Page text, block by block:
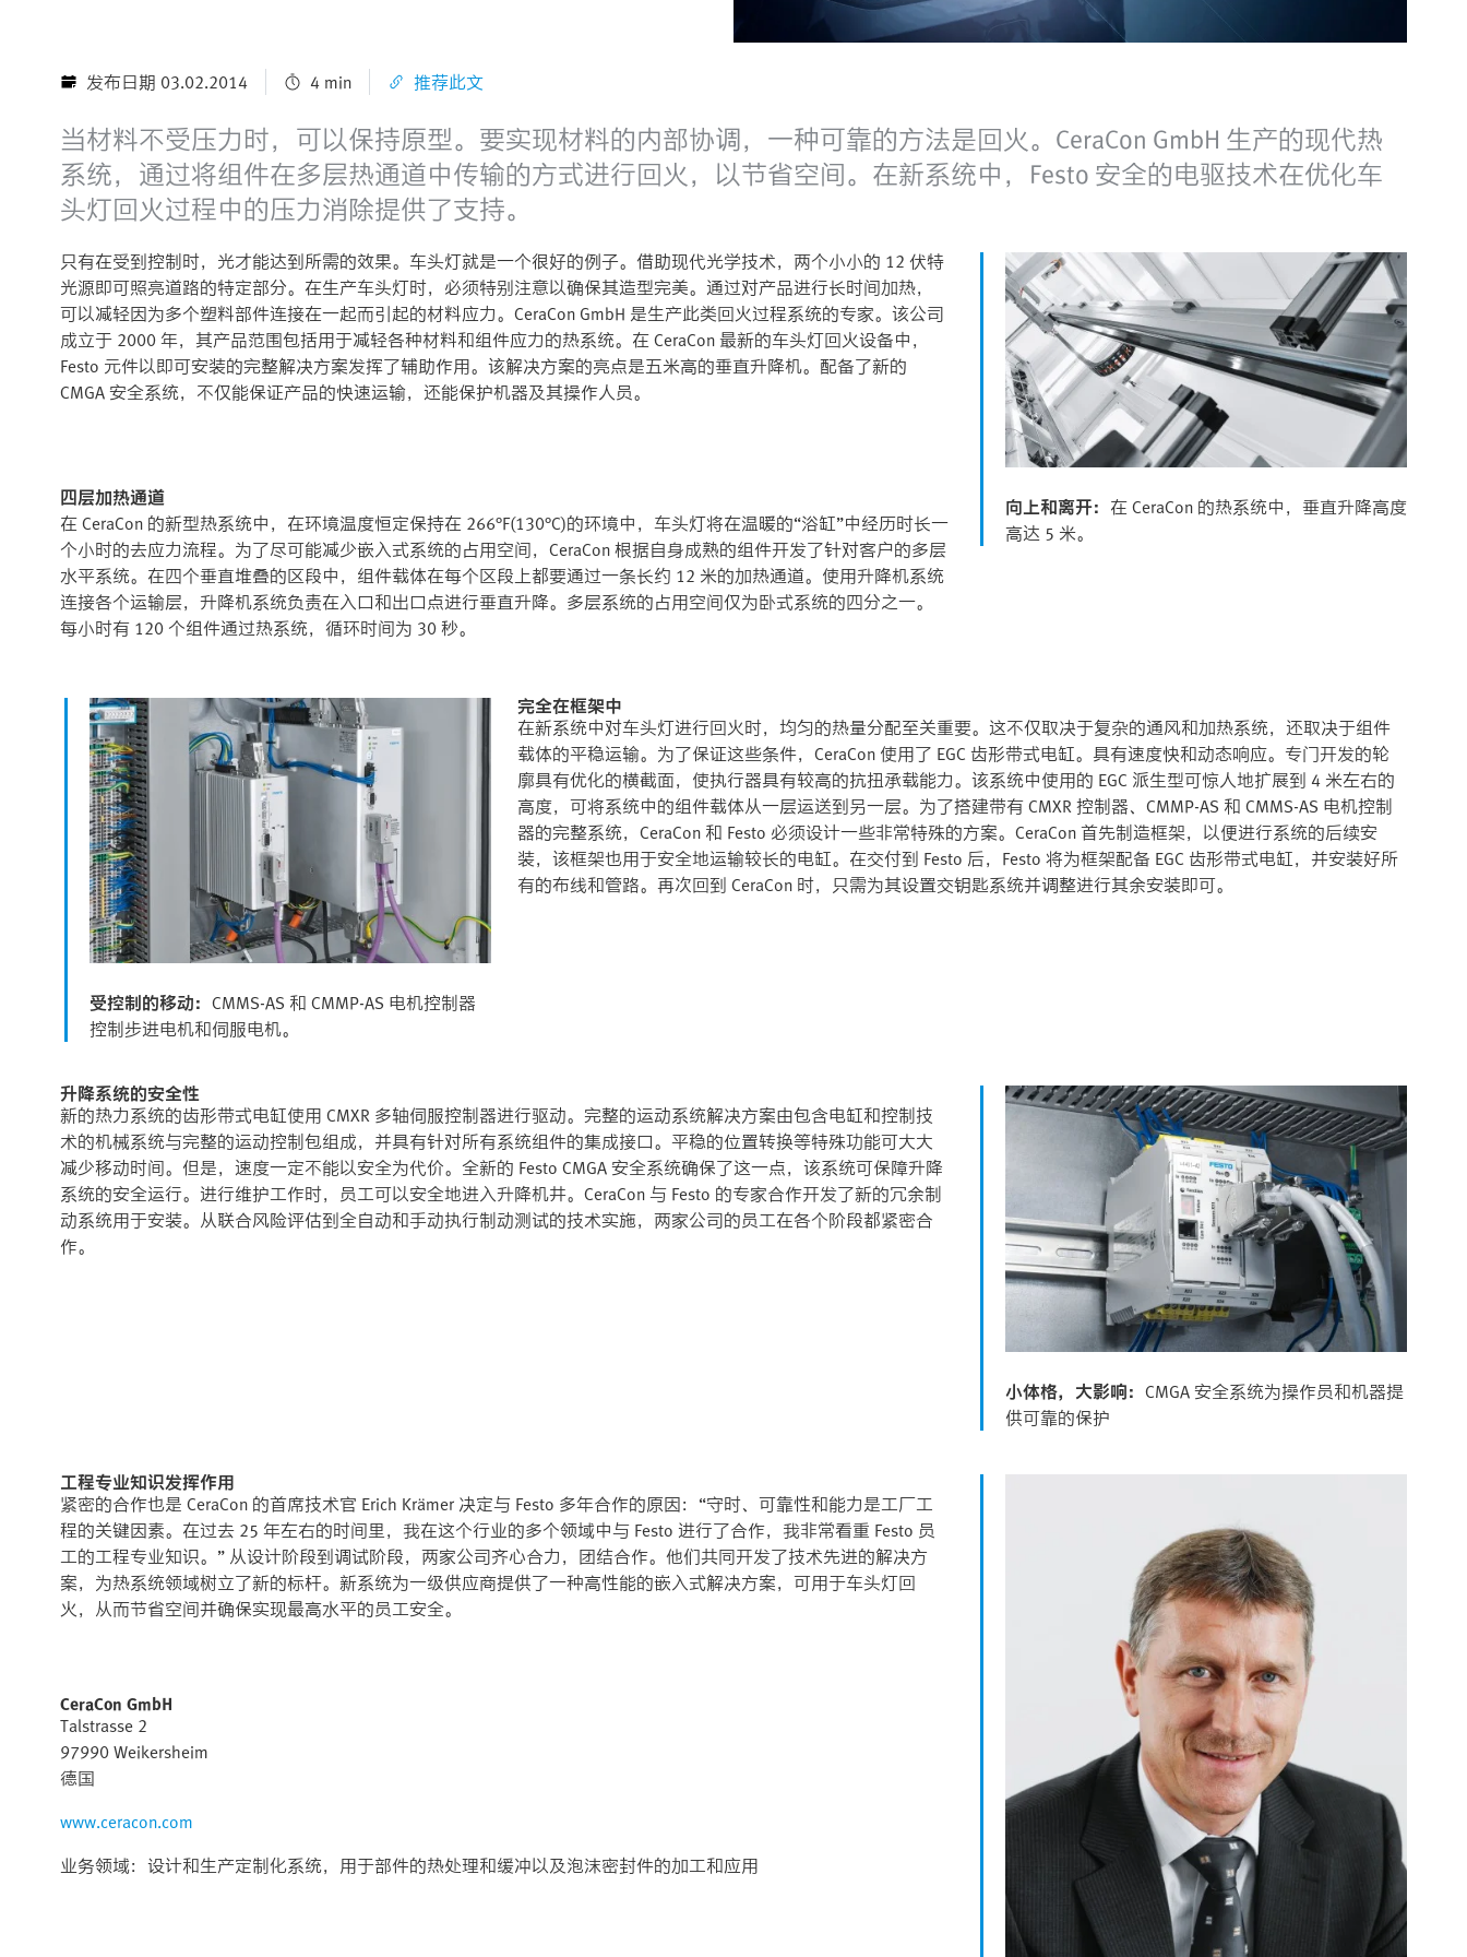
发布日期 03.02.2014 4 min 推荐此文
当材料不受压力时，可以保持原型。要实现材料的内部协调，一种可靠的方法是回火。CeraCon GmbH 生产的现代热
系统，通过将组件在多层热通道中传输的方式进行回火，以节省空间。在新系统中，Festo 安全的电驱技术在优化车
头灯回火过程中的压力消除提供了支持。
只有在受到控制时，光才能达到所需的效果。车头灯就是一个很好的例子。借助现代光学技术，两个小小的 12 伏特
光源即可照亮道路的特定部分。在生产车头灯时，必须特别注意以确保其造型完美。通过对产品进行长时间加热，
可以减轻因为多个塑料部件连接在一起而引起的材料应力。CeraCon GmbH 是生产此类回火过程系统的专家。该公司
成立于 2000 年，其产品范围包括用于减轻各种材料和组件应力的热系统。在 CeraCon 最新的车头灯回火设备中，
Festo 元件以即可安装的完整解决方案发挥了辅助作用。该解决方案的亮点是五米高的垂直升降机。配备了新的
CMGA 安全系统，不仅能保证产品的快速运输，还能保护机器及其操作人员。
四层加热通道
在 CeraCon 的新型热系统中，在环境温度恒定保持在 266°F(130°C)的环境中，车头灯将在温暖的“浴缸”中经历时长一
个小时的去应力流程。为了尽可能减少嵌入式系统的占用空间，CeraCon 根据自身成熟的组件开发了针对客户的多层
水平系统。在四个垂直堆叠的区段中，组件载体在每个区段上都要通过一条长约 12 米的加热通道。使用升降机系统
连接各个运输层，升降机系统负责在入口和出口点进行垂直升降。多层系统的占用空间仅为卧式系统的四分之一。
每小时有 120 个组件通过热系统，循环时间为 30 秒。
向上和离开： 在 CeraCon 的热系统中，垂直升降高度
高达 5 米。
完全在框架中
在新系统中对车头灯进行回火时，均匀的热量分配至关重要。这不仅取决于复杂的通风和加热系统，还取决于组件
载体的平稳运输。为了保证这些条件，CeraCon 使用了 EGC 齿形带式电缸。具有速度快和动态响应。专门开发的轮
廓具有优化的横截面，使执行器具有较高的抗扭承载能力。该系统中使用的 EGC 派生型可惊人地扩展到 4 米左右的
高度，可将系统中的组件载体从一层运送到另一层。为了搭建带有 CMXR 控制器、CMMP-AS 和 CMMS-AS 电机控制
器的完整系统，CeraCon 和 Festo 必须设计一些非常特殊的方案。CeraCon 首先制造框架，以便进行系统的后续安
装，该框架也用于安全地运输较长的电缸。在交付到 Festo 后，Festo 将为框架配备 EGC 齿形带式电缸，并安装好所
有的布线和管路。再次回到 CeraCon 时，只需为其设置交钥匙系统并调整进行其余安装即可。
受控制的移动： CMMS-AS 和 CMMP-AS 电机控制器
控制步进电机和伺服电机。
升降系统的安全性
新的热力系统的齿形带式电缸使用 CMXR 多轴伺服控制器进行驱动。完整的运动系统解决方案由包含电缸和控制技
术的机械系统与完整的运动控制包组成，并具有针对所有系统组件的集成接口。平稳的位置转换等特殊功能可大大
减少移动时间。但是，速度一定不能以安全为代价。全新的 Festo CMGA 安全系统确保了这一点，该系统可保障升降
系统的安全运行。进行维护工作时，员工可以安全地进入升降机井。CeraCon 与 Festo 的专家合作开发了新的冗余制
动系统用于安装。从联合风险评估到全自动和手动执行制动测试的技术实施，两家公司的员工在各个阶段都紧密合
作。
小体格，大影响： CMGA 安全系统为操作员和机器提
供可靠的保护
工程专业知识发挥作用
紧密的合作也是 CeraCon 的首席技术官 Erich Krämer 决定与 Festo 多年合作的原因：“守时、可靠性和能力是工厂工
程的关键因素。在过去 25 年左右的时间里，我在这个行业的多个领域中与 Festo 进行了合作，我非常看重 Festo 员
工的工程专业知识。” 从设计阶段到调试阶段，两家公司齐心合力，团结合作。他们共同开发了技术先进的解决方
案，为热系统领域树立了新的标杆。新系统为一级供应商提供了一种高性能的嵌入式解决方案，可用于车头灯回
火，从而节省空间并确保实现最高水平的员工安全。
CeraCon GmbH
Talstrasse 2
97990 Weikersheim
德国
www.ceracon.com
业务领域：设计和生产定制化系统，用于部件的热处理和缓冲以及泡沫密封件的加工和应用